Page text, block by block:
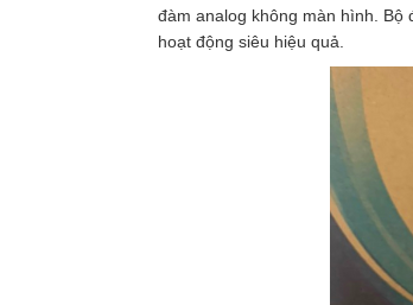
đàm analog không màn hình. Bộ
hoạt động siêu hiệu quả.